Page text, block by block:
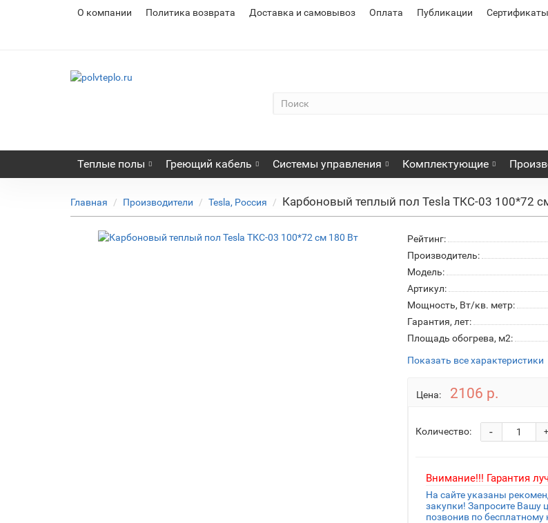
О компании Политика возврата Доставка и самовывоз Оплата Публикации Сертификаты
Теплые полы Греющий кабель Системы управления Комплектующие
Главная Производители Tesla, Россия Карбоновый теплый пол Tesla ТКС-03 100*72
Рейтинг:
Производитель:
Модель:
Артикул:
Мощность, Вт/кв. метр:
Гарантия, лет:
Площадь обогрева, м2:
Показать все характеристики
Цена: 2106 р.
Количество: +
-
Внимание!!! Гарантия
На сайте указаны
закупки! Запросите Вашу
позвонив по бесплатному